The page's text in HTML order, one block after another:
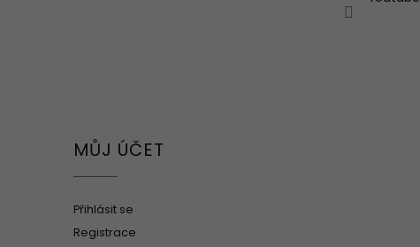
MŮJ ÚČET
Přihlásit se
Registrace